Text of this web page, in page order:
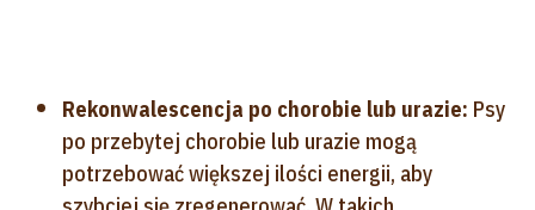
Rekonwalescencja po chorobie lub urazie: Psy
po przebytej chorobie lub urazie mogą
potrzebować większej ilości energii, aby